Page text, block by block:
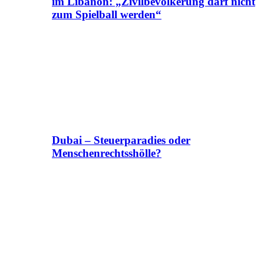
zum Spielball werden“
Dubai – Steuerparadies oder
Menschenrechtsshölle?